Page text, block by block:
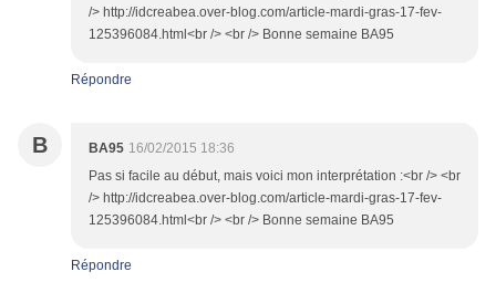
/> http://idcreabea.over-blog.com/article-mardi-gras-17-fev-
125396084.html<br /> <br /> Bonne semaine BA95
Répondre
B BA95 16/02/2015 18:36
Pas si facile au début, mais voici mon interprétation :<br /> <br
/> http://idcreabea.over-blog.com/article-mardi-gras-17-fev-
125396084.html<br /> <br /> Bonne semaine BA95
Répondre